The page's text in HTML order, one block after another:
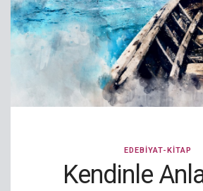
EDEBIYAT-KITAP
Kendinle